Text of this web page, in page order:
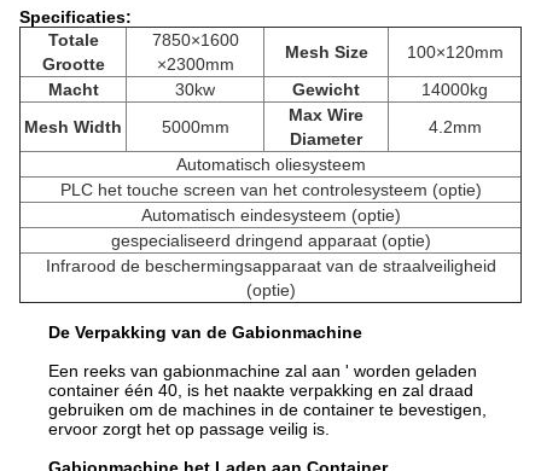
Specificaties:
Totale
Grootte
7850×1600
×2300mm
Mesh Size
100×120mm
Macht
30kw Gewicht
14000kg
Mesh Width
5000mm
Max Wire
Diameter
4.2mm
Automatisch oliesysteem
PLC het touche screen van het controlesysteem (optie)
Automatisch eindesysteem (optie)
gespecialiseerd dringend apparaat (optie)
Infrarood de beschermingsapparaat van de straalveiligheid
(optie)
De Verpakking van de Gabionmachine
Een reeks van gabionmachine zal aan ' worden geladen
container één 40, is het naakte verpakking en zal draad
gebruiken om de machines in de container te bevestigen,
ervoor zorgt het op passage veilig is.